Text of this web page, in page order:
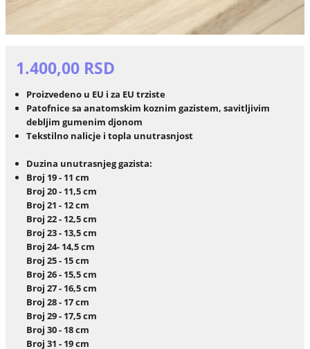
1.400,00 RSD
Proizvedeno u EU i za EU trziste
Patofnice sa anatomskim koznim gazistem, savitljivim
debljim gumenim djonom
Tekstilno nalicje i topla unutrasnjost
Duzina unutrasnjeg gazista:
Broj 19 - 11 cm
Broj 20 - 11,5 cm
Broj 21 - 12 cm
Broj 22 - 12,5 cm
Broj 23 - 13,5 cm
Broj 24- 14,5 cm
Broj 25 - 15 cm
Broj 26 - 15,5 cm
Broj 27 - 16,5 cm
Broj 28 - 17 cm
Broj 29 - 17,5 cm
Broj 30 - 18 cm
Broj 31 - 19 cm